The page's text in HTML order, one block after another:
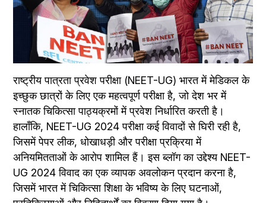
राष्ट्रीय पात्रता प्रवेश परीक्षा (NEET-UG) भारत में मेडिकल के
इच्छुक छात्रों के लिए एक महत्वपूर्ण परीक्षा है, जो देश भर में
स्नातक चिकित्सा पाठ्यक्रमों में प्रवेश निर्धारित करती है।
हालाँकि, NEET-UG 2024 परीक्षा कई विवादों से घिरी रही है,
जिसमें पेपर लीक, धोखाधड़ी और परीक्षा प्रक्रिया में
अनियमितताओं के आरोप शामिल हैं। इस ब्लॉग का उद्देश्य NEET-
UG 2024 विवाद का एक व्यापक अवलोकन प्रदान करना है,
जिसमें भारत में चिकित्सा शिक्षा के भविष्य के लिए घटनाओं,